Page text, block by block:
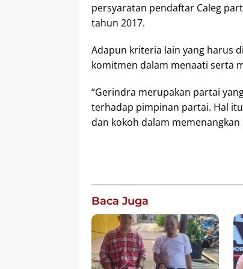
persyaratan pendaftar Caleg
tahun 2017.
Adapun kriteria lain yang harus
komitmen dalam menaati serta
“Gerindra merupakan partai
terhadap pimpinan partai. Hal
dan kokoh dalam memenangkan
Baca Juga